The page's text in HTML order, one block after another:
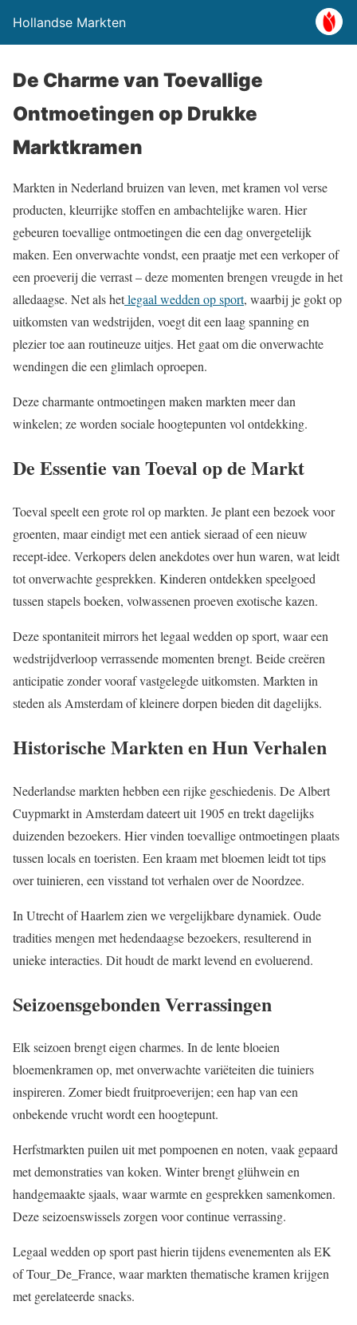
Hollandse Markten
De Charme van Toevallige
Ontmoetingen op Drukke
Marktkramen
Markten in Nederland bruizen van leven, met kramen vol verse
producten, kleurrijke stoffen en ambachtelijke waren. Hier
gebeuren toevallige ontmoetingen die een dag onvergetelijk
maken. Een onverwachte vondst, een praatje met een verkoper of
een proeverij die verrast – deze momenten brengen vreugde in het
alledaagse. Net als hetlegaal wedden op sport, waarbij je gokt op
uitkomsten van wedstrijden, voegt dit een laag spanning en
plezier toe aan routineuze uitjes. Het gaat om die onverwachte
wendingen die een glimlach oproepen.
Deze charmante ontmoetingen maken markten meer dan
winkelen; ze worden sociale hoogtepunten vol ontdekking.
De Essentie van Toeval op de Markt
Toeval speelt een grote rol op markten. Je plant een bezoek voor
groenten, maar eindigt met een antiek sieraad of een nieuw
recept-idee. Verkopers delen anekdotes over hun waren, wat leidt
tot onverwachte gesprekken. Kinderen ontdekken speelgoed
tussen stapels boeken, volwassenen proeven exotische kazen.
Deze spontaniteit mirrors het legaal wedden op sport, waar een
wedstrijdverloop verrassende momenten brengt. Beide creëren
anticipatie zonder vooraf vastgelegde uitkomsten. Markten in
steden als Amsterdam of kleinere dorpen bieden dit dagelijks.
Historische Markten en Hun Verhalen
Nederlandse markten hebben een rijke geschiedenis. De Albert
Cuypmarkt in Amsterdam dateert uit 1905 en trekt dagelijks
duizenden bezoekers. Hier vinden toevallige ontmoetingen plaats
tussen locals en toeristen. Een kraam met bloemen leidt tot tips
over tuinieren, een visstand tot verhalen over de Noordzee.
In Utrecht of Haarlem zien we vergelijkbare dynamiek. Oude
tradities mengen met hedendaagse bezoekers, resulterend in
unieke interacties. Dit houdt de markt levend en evoluerend.
Seizoensgebonden Verrassingen
Elk seizoen brengt eigen charmes. In de lente bloeien
bloemenkramen op, met onverwachte variëteiten die tuiniers
inspireren. Zomer biedt fruitproeverijen; een hap van een
onbekende vrucht wordt een hoogtepunt.
Herfstmarkten puilen uit met pompoenen en noten, vaak gepaard
met demonstraties van koken. Winter brengt glühwein en
handgemaakte sjaals, waar warmte en gesprekken samenkomen.
Deze seizoenswissels zorgen voor continue verrassing.
Legaal wedden op sport past hierin tijdens evenementen als EK
of Tour_De_France, waar markten thematische kramen krijgen
met gerelateerde snacks.